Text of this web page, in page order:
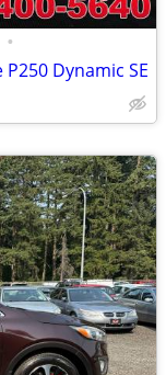
•
Dynamic SE